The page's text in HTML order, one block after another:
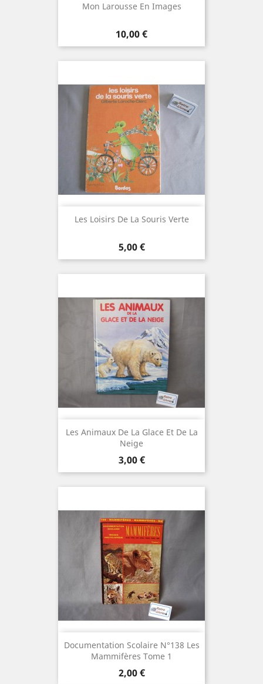
Mon Larousse En Images
Prix
10,00 €
Les Loisirs De La Souris Verte
Prix
5,00 €
Les Animaux De La Glace Et De La
Neige
Prix
3,00 €
Documentation Scolaire N°138 Les
Mammifères Tome 1
Prix
2,00 €